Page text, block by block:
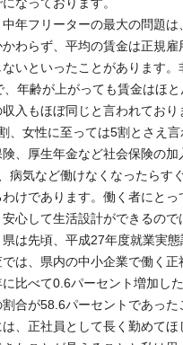
年フリーターの最大の問題
わらず、平均の賃金は正規雇
いといったことがあります。
年齢が上がっても賃金はほと
入もほぼ同じと言われてお
、女性に至っては5割とさえ
、厚生年金など社会保険の
病気など働けなくなったらす
けであります。働く者にとっ
心して生活設計ができるので
県は先頃、平成27年度就業実
は、県内の中小企業で働く
比べて0.6パーセント増加し
合が58.6パーセントであっ
、正社員として長く勤めて